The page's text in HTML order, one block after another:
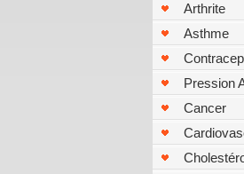
Arthrite
Asthme
Pression
Cancer